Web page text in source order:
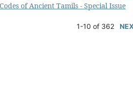
of Ancient Tamils - Special Issue
1-10 of 362